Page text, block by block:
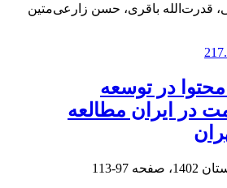
قدرت‌الله باقری، حسن زارعی‌متین
در توسعه
در ایران مطالعه
97-113